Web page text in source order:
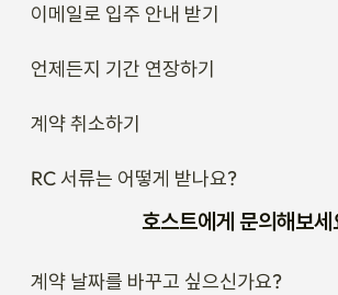
이메일로 입주 안내 받기
언제든지 기간 연장하기
계약 취소하기
RC 서류는 어떻게 받나요?
호스트에게 문의해보세
계약 날짜를 바꾸고 싶으신가요?